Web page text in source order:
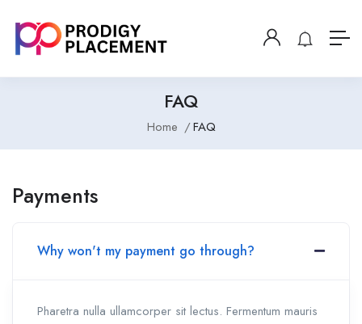
FAQ
Home FAQ
Payments
Why won't my payment go through?
Pharetra nulla ullamcorper sit lectus. Fermentum mauris